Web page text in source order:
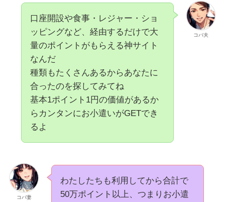
コバ夫
口座開設や食事・レジャー・ショ
ッピングなど、経由するだけで大
量のポイントがもらえる神サイト
なんだ
種類もたくさんあるからあなたに
合ったのを探してみてね
基本1ポイント1円の価値があるか
らカンタンにお小遣いがGETでき
るよ
コバ妻
わたしたちも利用してから合計で
50万ポイント以上、つまりお小遣